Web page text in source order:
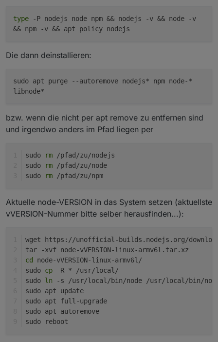
type -P nodejs node npm && nodejs -v && node -v
&& npm -v && apt policy nodejs
Die dann deinstallieren:
sudo apt purge --autoremove nodejs* npm node-*
libnode*
bzw. wenn die nicht per apt remove zu entfernen sind
und irgendwo anders im Pfad liegen per
sudo rm /pfad/zu/nodejs
sudo
rm /pfad/zu/node
sudo
rm /pfad/zu/npm
Aktuelle node-VERSION in das System setzen (aktuellste
vVERSION-Nummer bitte selber herausfinden...):
wget https://unofficial-builds.nodejs.org/download/
tar -xvf node-vVERSION-linux-armv6l.tar.xz
cd
node-vVERSION-linux-armv6l/
sudo cp -R * /usr/local/
sudo ln -s /usr/local/bin/node /usr/local/bin/
sudo apt update
sudo apt full-upgrade
sudo apt autoremove
sudo reboot